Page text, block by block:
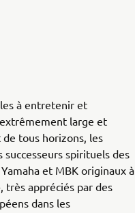
à entretenir et
large et
tous horizons, les
successeurs spirituels des
et MBK originaux à
très appréciés par des
dans les